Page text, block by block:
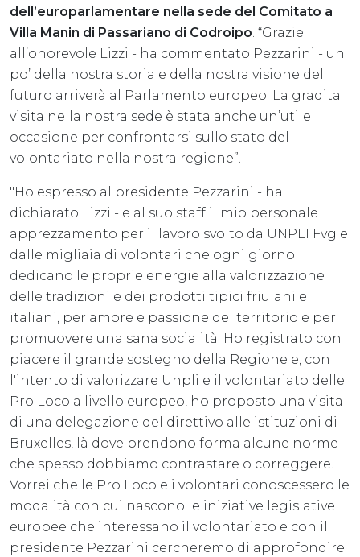
dell’europarlamentare nella sede del Comitato a
Villa Manin di Passariano di Codroipo. “Grazie
all’onorevole Lizzi - ha commentato Pezzarini - un
po’ della nostra storia e della nostra visione del
futuro arriverà al Parlamento europeo. La gradita
visita nella nostra sede è stata anche un’utile
occasione per confrontarsi sullo stato del
volontariato nella nostra regione”.
"Ho espresso al presidente Pezzarini - ha
dichiarato Lizzi - e al suo staff il mio personale
apprezzamento per il lavoro svolto da UNPLI Fvg e
dalle migliaia di volontari che ogni giorno
dedicano le proprie energie alla valorizzazione
delle tradizioni e dei prodotti tipici friulani e
italiani, per amore e passione del territorio e per
promuovere una sana socialità. Ho registrato con
piacere il grande sostegno della Regione e, con
l'intento di valorizzare Unpli e il volontariato delle
Pro Loco a livello europeo, ho proposto una visita
di una delegazione del direttivo alle istituzioni di
Bruxelles, là dove prendono forma alcune norme
che spesso dobbiamo contrastare o correggere.
Vorrei che le Pro Loco e i volontari conoscessero le
modalità con cui nascono le iniziative legislative
europee che interessano il volontariato e con il
presidente Pezzarini cercheremo di approfondire